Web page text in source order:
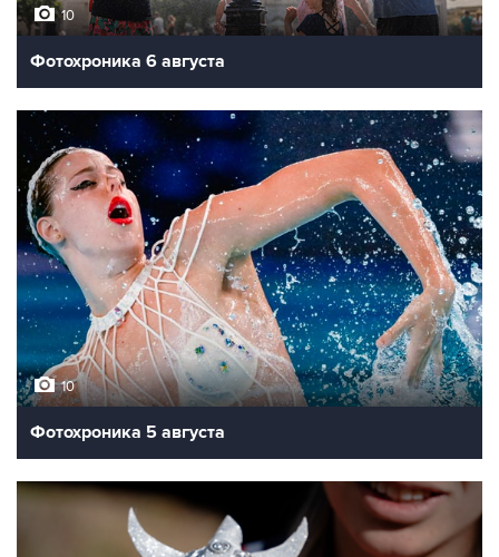
10
Фотохроника 6 августа
10
Фотохроника 5 августа